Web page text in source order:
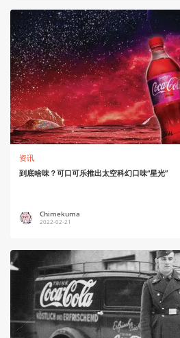
资讯
到底啥味？可口可乐推出太空科幻口味“星光”
Chimekuma
2022-02-21